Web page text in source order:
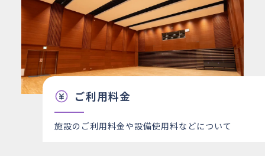
ご利用料金
施設のご利用料金や設備使用料などについて